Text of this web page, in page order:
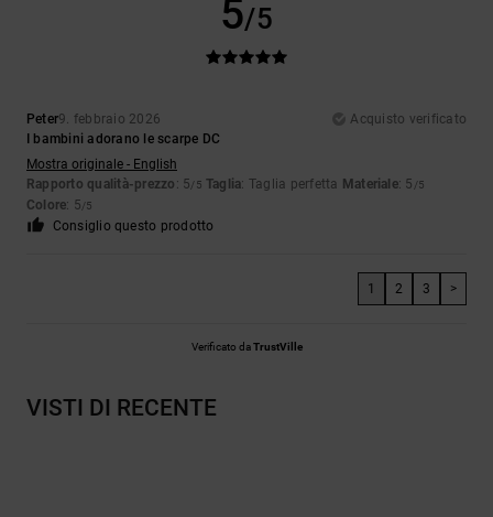
5/5
Peter9. febbraio 2026
Acquisto verificato
I bambini adorano le scarpe DC
Mostra originale - English
Rapporto qualità-prezzo : 5/5 Taglia: Taglia perfetta Materiale: 5 /5
Colore: 5/5
Consiglio questo prodotto
1 2 3 >
Verificato daTrustVille
VISTI DI RECENTE